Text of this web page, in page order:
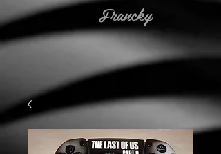
Francky